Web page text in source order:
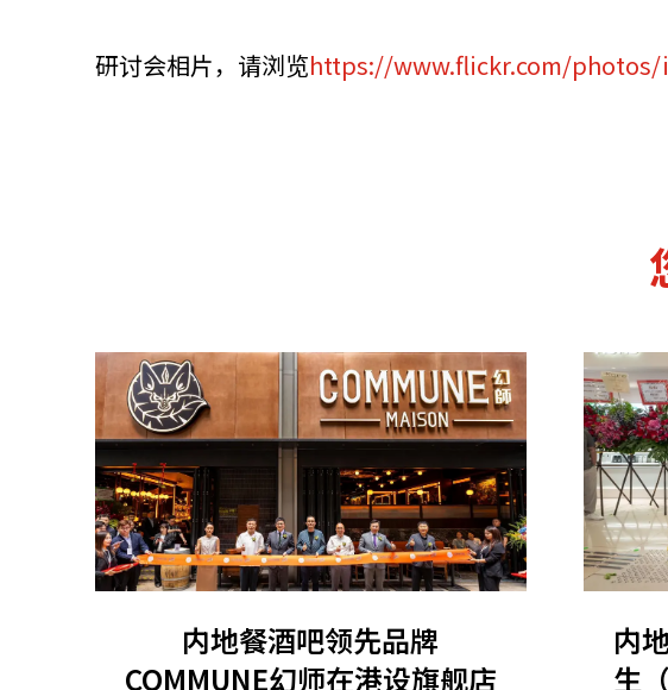
研讨会相片，请浏览https://www.flickr.com/photos/
内地餐酒吧领先品牌
COMMUNE幻师在港设旗舰店
内
生